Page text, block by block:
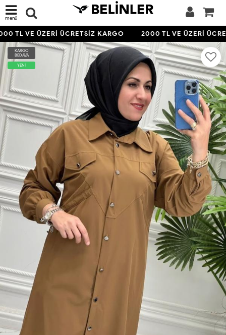
menü
TL VE ÜZERİ ÜCRETSİZ KARGO 2000 TL VE ÜZERİ
KARGO
BEDAVA
YENİ